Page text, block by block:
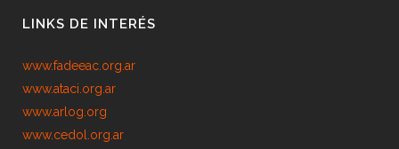
LINKS DE INTERÉS
www.fadeeac.org.ar
www.ataci.org.ar
www.arlog.org
www.cedol.org.ar